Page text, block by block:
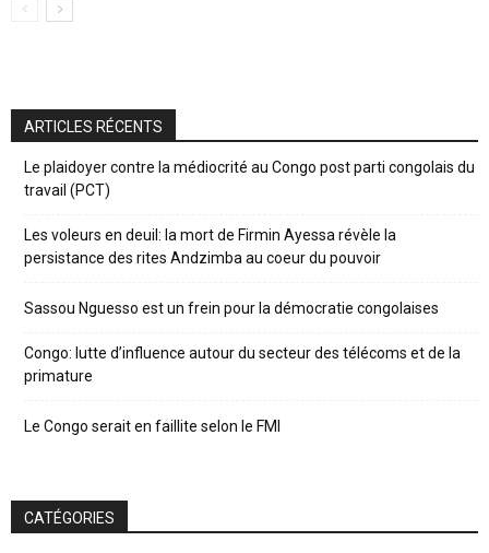
ARTICLES RÉCENTS
Le plaidoyer contre la médiocrité au Congo post parti congolais du
travail (PCT)
Les voleurs en deuil: la mort de Firmin Ayessa révèle la
persistance des rites Andzimba au coeur du pouvoir
Sassou Nguesso est un frein pour la démocratie congolaises
Congo: lutte d’influence autour du secteur des télécoms et de la
primature
Le Congo serait en faillite selon le FMI
CATÉGORIES